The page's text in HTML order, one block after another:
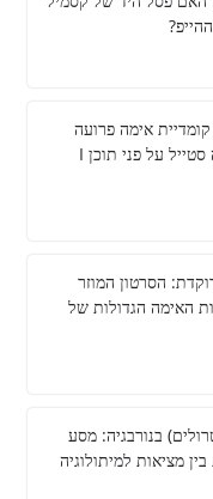
אימה פרועה
ומדממת, שמעדיפה סטייל על פני תוכן I
הסרטון המוזר
האימה הגדולות של
בנורבגיה: מסע
בין מציאות למיתולוגיה